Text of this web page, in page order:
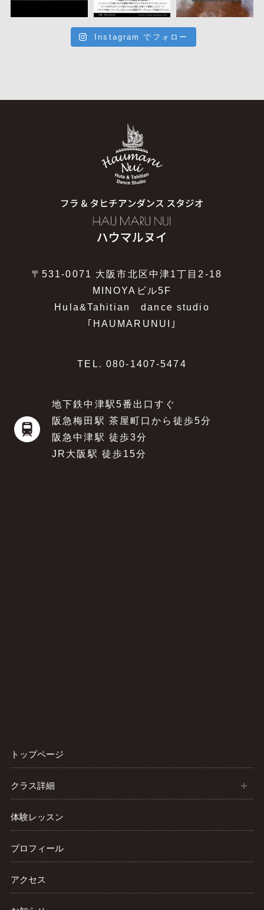
Instagram でフォロー
〒531-0071 大阪市北区中津1丁目2-18
MINOYAビル5F
Hula&Tahitian dance studio
｢HAUMARUNUI｣
TEL. 080-1407-5474
地下鉄中津駅5番出口すぐ
阪急梅田駅 茶屋町口から徒歩5分
阪急中津駅 徒歩3分
JR大阪駅 徒歩15分
トップページ
クラス詳細
体験レッスン
プロフィール
アクセス